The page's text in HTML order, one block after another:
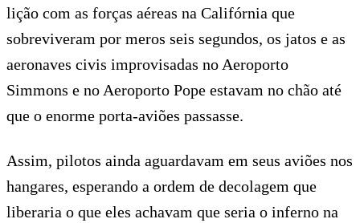
lição com as forças aéreas na Califórnia que
sobreviveram por meros seis segundos, os jatos e as
aeronaves civis improvisadas no Aeroporto
Simmons e no Aeroporto Pope estavam no chão até
que o enorme porta-aviões passasse.
Assim, pilotos ainda aguardavam em seus aviões nos
hangares, esperando a ordem de decolagem que
liberaria o que eles achavam que seria o inferno na